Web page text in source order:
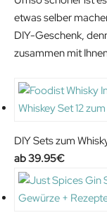
etwas selber
DIY-Geschenk,
zusammen mit
DIY Sets zum
39.95€